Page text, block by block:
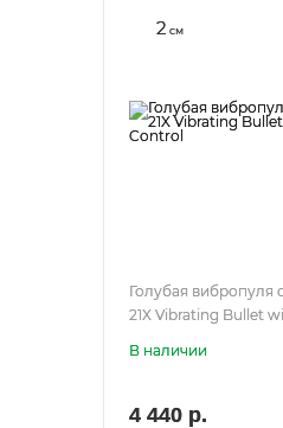
2 см
Голубая вибропуля
21X Vibrating Bullet
В наличии
4 440 р.